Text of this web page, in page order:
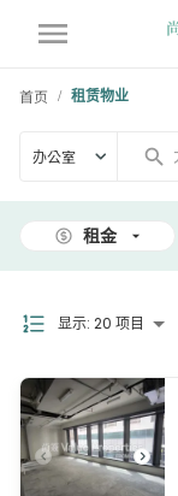
首页 / 租赁物业
办公室
租金
显示: 20 项目